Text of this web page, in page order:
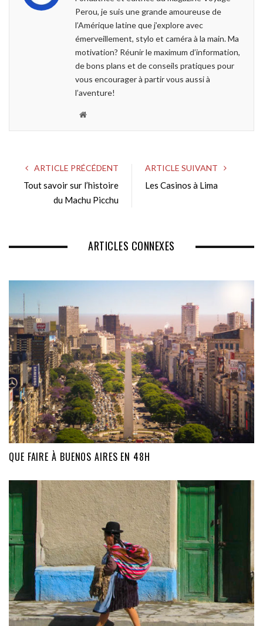
o
k
r
+
I
n
Perou, je suis une grande amoureuse de
l’Amérique latine que j’explore avec
émerveillement, stylo et caméra à la main. Ma
motivation? Réunir le maximum d’information,
de bons plans et de conseils pratiques pour
vous encourager à partir vous aussi à
l’aventure!
W
i
t
e
ARTICLE PRÉCÉDENT
Tout savoir sur l’histoire
du Machu Picchu
ARTICLE SUIVANT
Les Casinos à Lima
ARTICLES CONNEXES
QUE FAIRE À BUENOS AIRES EN 48H